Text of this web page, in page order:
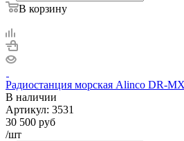
В корзину
Радиостанция морская Alinco DR-
В наличии
Артикул: 3531
30 500 руб
/шт